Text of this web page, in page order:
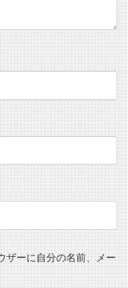
ザーに自分の名前、メー